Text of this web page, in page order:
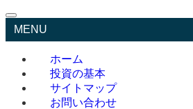
MENU
ホーム
投資の基本
サイトマップ
お問い合わせ